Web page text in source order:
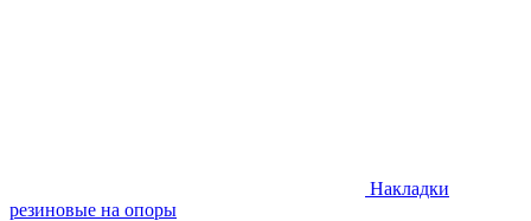
Накладки
резиновые на опоры